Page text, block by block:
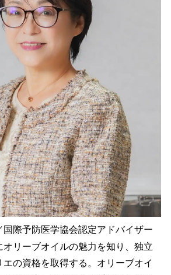
国際予防医学協会認定アドバイザー
オリーブオイルの魅力を知り、独立
の資格を取得する。オリーブオイ